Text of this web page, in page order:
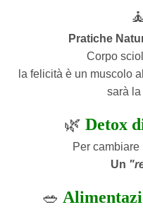
🧘
Pratiche
Corpo
la felicità è un muscolo
sarà la
🌿 Detox
Per
Un
🥗